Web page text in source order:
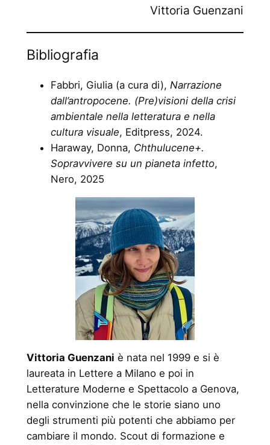
Vittoria Guenzani
Bibliografia
Fabbri, Giulia (a cura di), Narrazione
dall’antropocene. (Pre)visioni della crisi
ambientale nella letteratura e nella
cultura visuale, Editpress, 2024.
Haraway, Donna, Chthulucene+.
Sopravvivere su un pianeta infetto,
Nero, 2025
Vittoria Guenzani è nata nel 1999 e si è
laureata in Lettere a Milano e poi in
Letterature Moderne e Spettacolo a Genova,
nella convinzione che le storie siano uno
degli strumenti più potenti che abbiamo per
cambiare il mondo. Scout di formazione e